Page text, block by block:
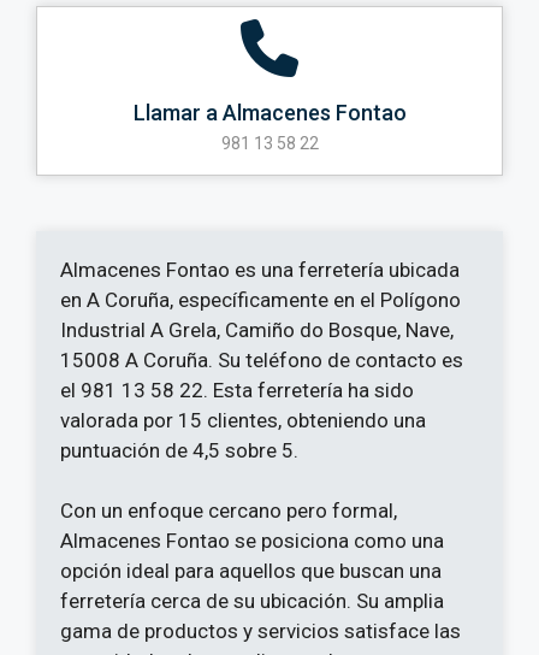
Llamar a Almacenes Fontao
981 13 58 22
Almacenes Fontao es una ferretería ubicada
en A Coruña, específicamente en el Polígono
Industrial A Grela, Camiño do Bosque, Nave,
15008 A Coruña. Su teléfono de contacto es
el 981 13 58 22. Esta ferretería ha sido
valorada por 15 clientes, obteniendo una
puntuación de 4,5 sobre 5.
Con un enfoque cercano pero formal,
Almacenes Fontao se posiciona como una
opción ideal para aquellos que buscan una
ferretería cerca de su ubicación. Su amplia
gama de productos y servicios satisface las